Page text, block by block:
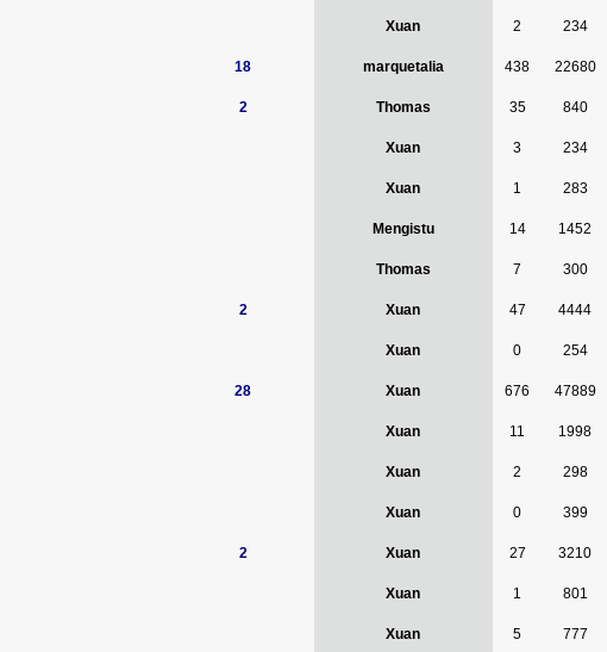
Xuan 2 234
18 marquetalia 438 22680
2 Thomas 35 840
Xuan 3 234
Xuan 1 283
Mengistu 14 1452
Thomas 7 300
2 Xuan 47 4444
Xuan 0 254
28 Xuan 676 47889
Xuan 11 1998
Xuan 2 298
Xuan 0 399
2 Xuan 27 3210
Xuan 1 801
Xuan 5 777